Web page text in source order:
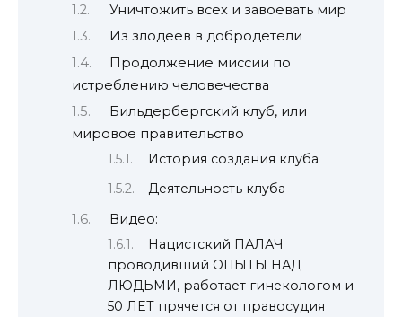
Уничтожить всех и завоевать мир
Из злодеев в добродетели
Продолжение миссии по
истреблению человечества
Бильдербергский клуб, или
мировое правительство
История создания клуба
Деятельность клуба
Видео:
Нaциcтcкий ПАЛАЧ
проводивший ОПЫТЫ НАД
ЛЮДЬМИ, работает гинекологом и
50 ЛЕТ прячется от правосудия